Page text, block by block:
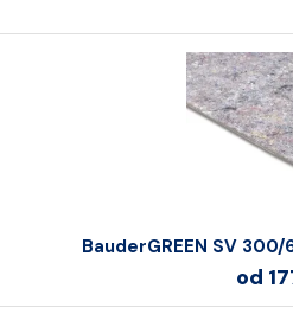
BauderGREEN SV
od